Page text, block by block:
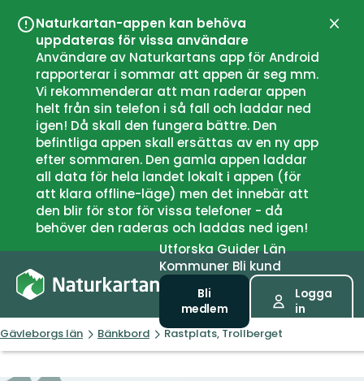
Naturkartan-appen kan behöva
uppdateras för vissa användare
Användare av Naturkartans app för Android
rapporterar i sommar att appen är seg mm.
Vi rekommenderar att man raderar appen
helt från sin telefon i så fall och laddar ned
igen! Då skall den fungera bättre. Den
befintliga appen skall ersättas av en ny app
efter sommaren. Den gamla appen laddar
all data för hela landet lokalt i appen (för
att klara offline-läge) men det innebär att
den blir för stor för vissa telefoner - då
behöver den raderas och laddas ned igen!
UtforskaGuiderLän
Kommuner Bli kund
Bli
medlem
Logga
in
Gävleborgs län Bänkbord Rastplats, Trollberget